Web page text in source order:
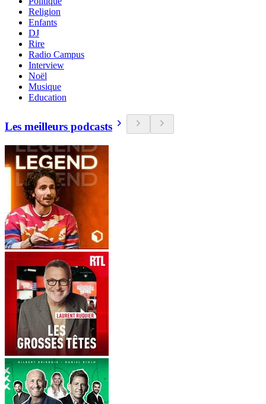
Religion
Enfants
DJ
Rire
Radio Campus
Interview
Noël
Musique
Education
Les meilleurs podcasts